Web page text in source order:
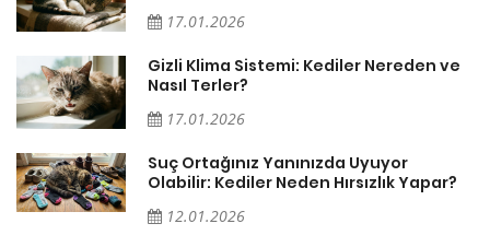
17.01.2026
Gizli Klima Sistemi: Kediler Nereden ve
Nasıl Terler?
17.01.2026
Suç Ortağınız Yanınızda Uyuyor
Olabilir: Kediler Neden Hırsızlık Yapar?
12.01.2026